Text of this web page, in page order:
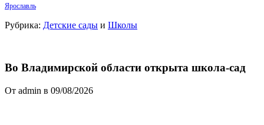
Ярославль
Рубрика: Детские сады и Школы
Во Владимирской области открыта школа-сад
От admin в 09/08/2026